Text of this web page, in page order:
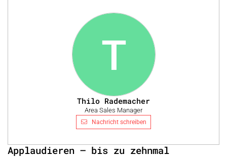
T
Thilo Rademacher
Area Sales Manager
Nachricht schreiben
Applaudieren – bis zu zehnmal